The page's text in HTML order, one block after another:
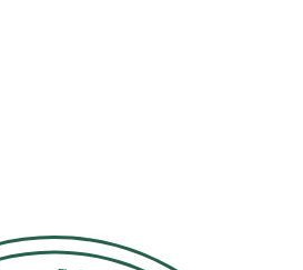
och en baksida i
en behaglig och trygg känsla.
för vila, sömn och mysiga
känsla